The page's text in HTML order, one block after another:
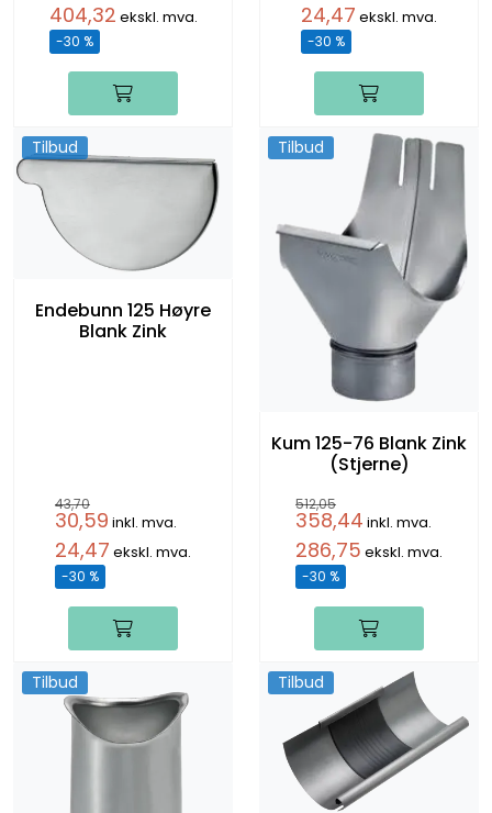
404,32 ekskl. mva.
-30 %
24,47 ekskl. mva.
-30 %
Tilbud
Endebunn 125 Høyre
Blank Zink
43,70
30,59 inkl. mva.
24,47 ekskl. mva.
-30 %
Tilbud
Kum 125-76 Blank Zink
(Stjerne)
512,05
358,44 inkl. mva.
286,75 ekskl. mva.
-30 %
Tilbud Tilbud